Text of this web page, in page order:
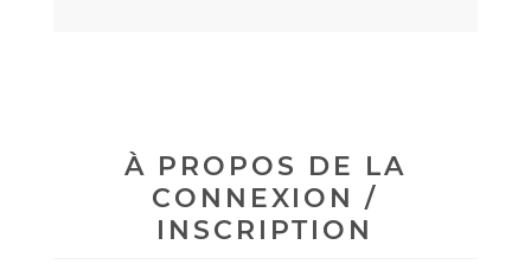
À PROPOS DE LA
CONNEXION /
INSCRIPTION